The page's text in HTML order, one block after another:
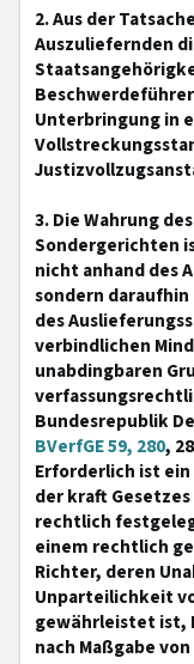
2. Aus der
Auszuliefernden
Unterbringung in
3. Die Wahrung
Sondergerichten
nicht anhand des
sondern
des
verbindlichen
unabdingbaren
Bundesrepublik
BVerfGE 59, 280,
Erforderlich ist
der kraft
rechtlich
einem rechtlich
Richter, deren
Unparteilichkeit
gewährleistet ist,
nach Maßgabe